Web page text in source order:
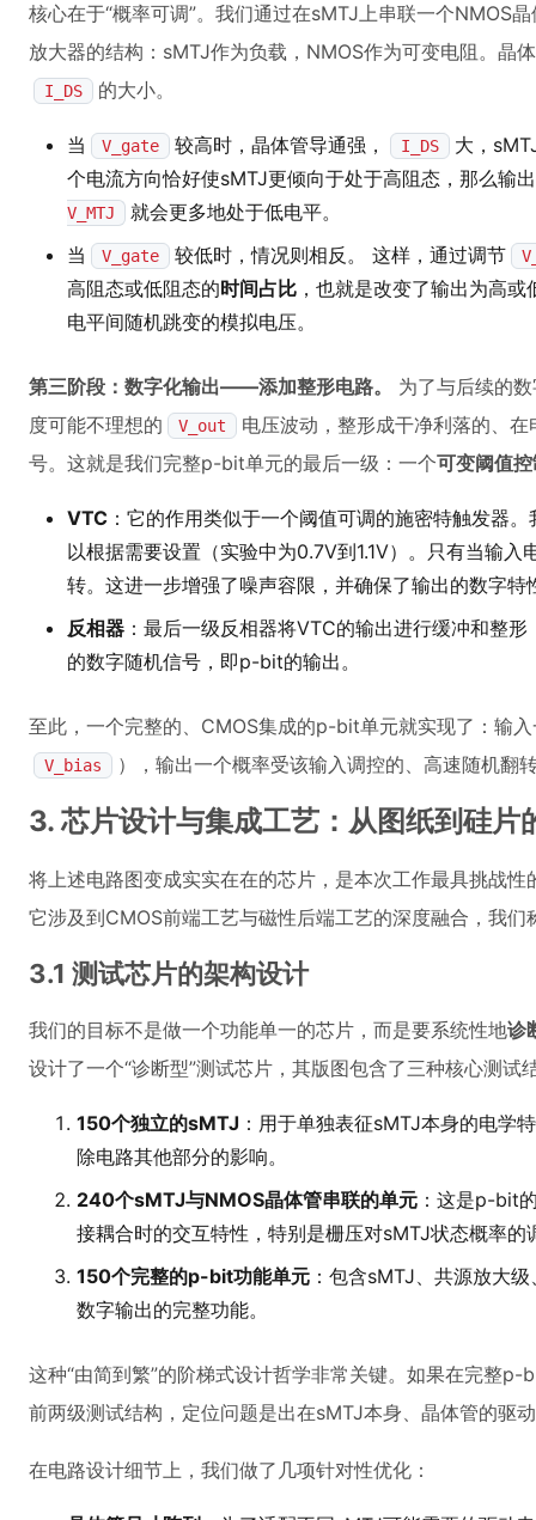
核心在于“概率可调”。我们通过在sMTJ上串联一个NMOS
放大器的结构：sMTJ作为负载，NMOS作为可变电阻。晶
I_DS 的大小。
当 V_gate 较高时，晶体管导通强， I_DS
大，
个电流方向恰好使sMTJ更倾向于处于高阻态，那么输
V_MTJ
就会更多地处于低电平。
当
V_gate 较低时，情况则相反。 这样，通过调节
高阻态或低阻态的时间占比 ，也就是改变了输出为高或
电平间随机跳变的模拟电压。
第三阶段：数字化输出——添加整形电路。
为了与后续的
度可能不理想的
V_out
电压波动，整形成干净利落的、
号。这就是我们完整p-bit单元的最后一级：一个可变阈值
VTC ：它的作用类似于一个阈值可调的施密特触发器。
以根据需要设置（实验中为0.7V到1.1V）。只有当输
转。这进一步增强了噪声容限，并确保了输出的数字特
反相器 ：最后一级反相器将VTC的输出进行缓冲和整
的数字随机信号，即p-bit的输出。
至此，一个完整的、CMOS集成的p-bit单元就实现了：输
V_bias ），输出一个概率受该输入调控的、高速随机翻
3. 芯片设计与集成工艺：从图纸到硅片
将上述电路图变成实实在在的芯片，是本次工作最具挑战
它涉及到CMOS前端工艺与磁性后端工艺的深度融合，我们
3.1 测试芯片的架构设计
我们的目标不是做一个功能单一的芯片，而是要系统性地诊
设计了一个“诊断型”测试芯片，其版图包含了三种核心测试
150个独立的sMTJ ：用于单独表征sMTJ本身的电学
除电路其他部分的影响。
240个sMTJ与NMOS晶体管串联的单元 ：这是p-bit
接耦合时的交互特性，特别是栅压对sMTJ状态概率的
150个完整的p-bit功能单元 ：包含sMTJ、共源放大
数字输出的完整功能。
这种“由简到繁”的阶梯式设计哲学非常关键。如果在完整
前两级测试结构，定位问题是出在sMTJ本身、晶体管的驱
在电路设计细节上，我们做了几项针对性优化：